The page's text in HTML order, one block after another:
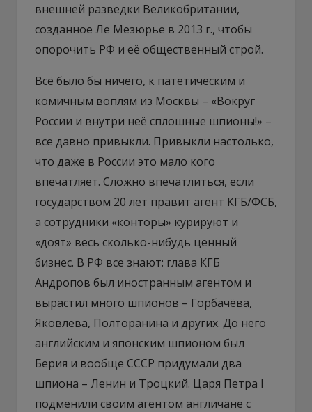
внешней разведки Великобритании,
созданное Ле Мезюрье в 2013 г., чтобы
опорочить РФ и её общественный строй.
Всё было бы ничего, к патетическим и
комичным воплям из Москвы – «Вокруг
России и внутри неё сплошные шпионы!» –
все давно привыкли. Привыкли настолько,
что даже в России это мало кого
впечатляет. Сложно впечатлиться, если
государством 20 лет правит агент КГБ/ФСБ,
а сотрудники «конторы» курируют и
«доят» весь сколько-нибудь ценный
бизнес. В РФ все знают: глава КГБ
Андропов был иностранным агентом и
вырастил много шпионов – Горбачёва,
Яковлева, Полторанина и других. До него
английским и японским шпионом был
Берия и вообще СССР придумали два
шпиона – Ленин и Троцкий. Царя Петра I
подменили своим агентом англичане с